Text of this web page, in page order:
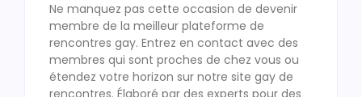
Ne manquez pas cette occasion de devenir
membre de la meilleur plateforme de
rencontres gay. Entrez en contact avec des
membres qui sont proches de chez vous ou
étendez votre horizon sur notre site gay de